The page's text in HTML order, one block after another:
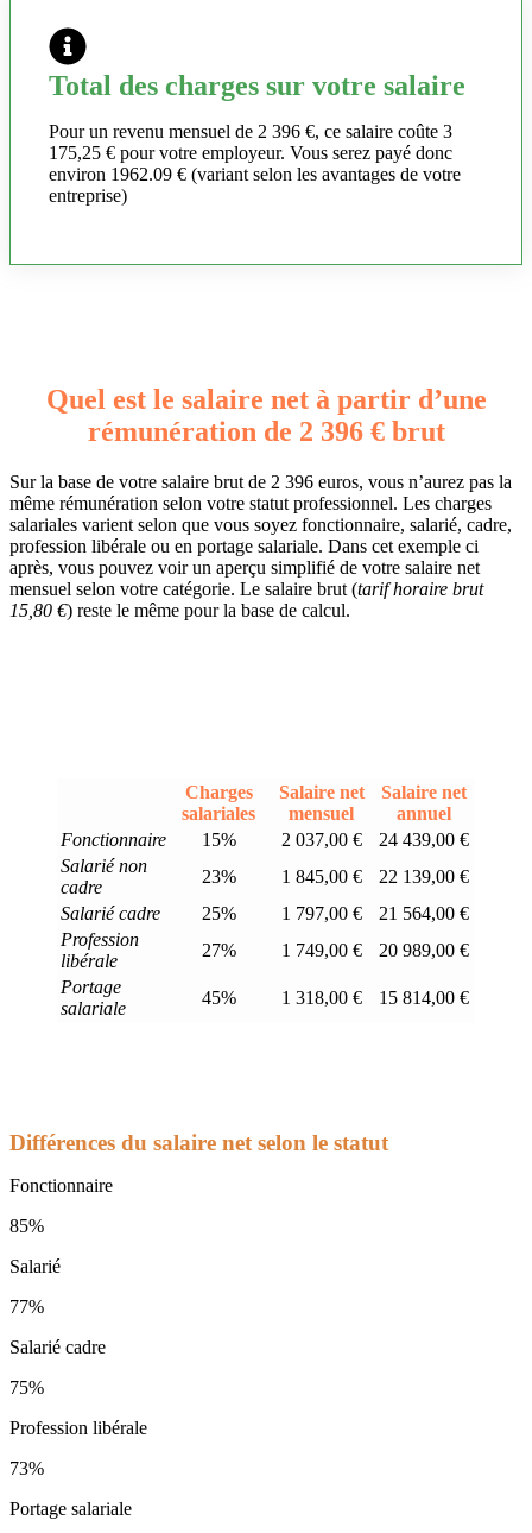
Total des charges sur votre salaire
Pour un revenu mensuel de 2 396 €, ce salaire coûte 3
175,25 € pour votre employeur. Vous serez payé donc
environ 1962.09 € (variant selon les avantages de votre
entreprise)
Quel est le salaire net à partir d’une
rémunération de 2 396 € brut
Sur la base de votre salaire brut de 2 396 euros, vous n’aurez pas la
même rémunération selon votre statut professionnel. Les charges
salariales varient selon que vous soyez fonctionnaire, salarié, cadre,
profession libérale ou en portage salariale. Dans cet exemple ci
après, vous pouvez voir un aperçu simplifié de votre salaire net
mensuel selon votre catégorie. Le salaire brut (tarif horaire brut
15,80 €) reste le même pour la base de calcul.
Charges
salariales
Salaire net
mensuel
Salaire net
annuel
Fonctionnaire
15% 2 037,00 €
24 439,00 €
Salarié non
cadre
23% 1 845,00 €
22 139,00 €
Salarié cadre
25% 1 797,00 €
21 564,00 €
Profession
libérale
27% 1 749,00 €
20 989,00 €
Portage
salariale
45% 1 318,00 € 15 814,00 €
Différences du salaire net selon le statut
Fonctionnaire
85%
Salarié
77%
Salarié cadre
75%
Profession libérale
73%
Portage salariale